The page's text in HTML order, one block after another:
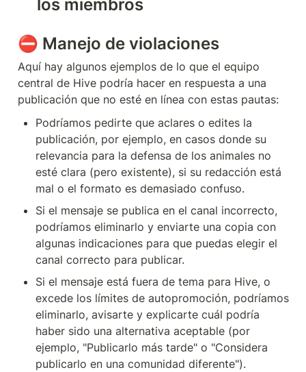
los miembros
⛔ Manejo de violaciones
Aquí hay algunos ejemplos de lo que el equipo
central de Hive podría hacer en respuesta a una
publicación que no esté en línea con estas pautas:
Podríamos pedirte que aclares o edites la
publicación, por ejemplo, en casos donde su
relevancia para la defensa de los animales no
esté clara (pero existente), si su redacción está
mal o el formato es demasiado confuso.
Si el mensaje se publica en el canal incorrecto,
podríamos eliminarlo y enviarte una copia con
algunas indicaciones para que puedas elegir el
canal correcto para publicar.
Si el mensaje está fuera de tema para Hive, o
excede los límites de autopromoción, podríamos
eliminarlo, avisarte y explicarte cuál podría
haber sido una alternativa aceptable (por
ejemplo, "Publicarlo más tarde" o "Considera
publicarlo en una comunidad diferente").